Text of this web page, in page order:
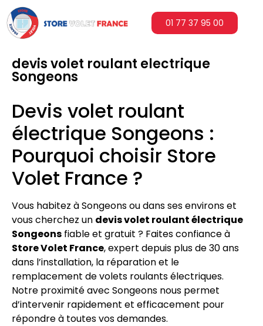
01 77 37 95 00
devis volet roulant electrique
Songeons
Devis volet roulant
électrique Songeons :
Pourquoi choisir Store
Volet France ?
Vous habitez à Songeons ou dans ses environs et
vous cherchez un devis volet roulant électrique
Songeons fiable et gratuit ? Faites confiance à
Store Volet France, expert depuis plus de 30 ans
dans l’installation, la réparation et le
remplacement de volets roulants électriques.
Notre proximité avec Songeons nous permet
d’intervenir rapidement et efficacement pour
répondre à toutes vos demandes.